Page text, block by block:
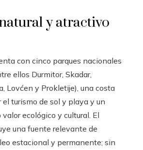
y atractivo
con cinco parques nacionales
ellos Durmitor, Skadar,
Lovćen y Prokletije), una costa
turismo de sol y playa y un
ecológico y cultural. El
una fuente relevante de
estacional y permanente; sin